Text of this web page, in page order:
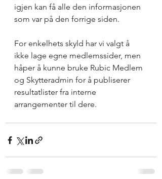
igjen kan få alle den informasjonen
som var på den forrige siden.
For enkelhets skyld har vi valgt å
ikke lage egne medlemssider, men
håper å kunne bruke Rubic Medlem
og Skytteradmin for å publiserer
resultatlister fra interne
arrangementer til dere.